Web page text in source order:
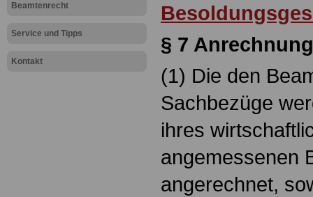
Beamtenrecht
Service und Tipps
Kontakt
§ 7
(1) Die den
Sachbezüge
ihres
angemessenen
angerechnet,